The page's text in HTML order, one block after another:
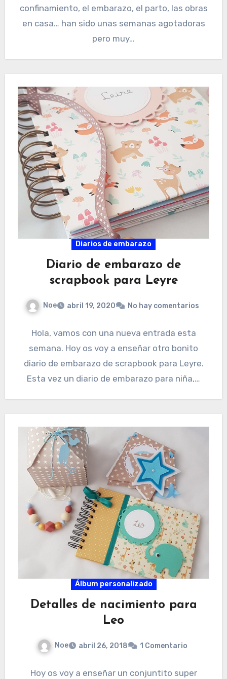
confinamiento, el embarazo, el parto, las obras
en casa… han sido unas semanas agotadoras
pero muy…
Diarios de embarazo
Diario de embarazo de
scrapbook para Leyre
Noe abril 19, 2020 No hay comentarios
Hola, vamos con una nueva entrada esta
semana. Hoy os voy a enseñar otro bonito
diario de embarazo de scrapbook para Leyre.
Esta vez un diario de embarazo para niña,…
Álbum personalizado
Detalles de nacimiento para
Leo
Noe abril 26, 2018 1 Comentario
Hoy os voy a enseñar un conjuntito super